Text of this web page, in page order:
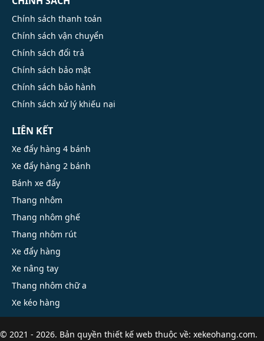
Chính sách thanh toán
Chính sách vận chuyển
Chính sách đổi trả
Chính sách bảo mật
Chính sách bảo hành
Chính sách xử lý khiếu nại
LIÊN KẾT
Xe đẩy hàng 4 bánh
Xe đẩy hàng 2 bánh
Bánh xe đẩy
Thang nhôm
Thang nhôm ghế
Thang nhôm rút
Xe đẩy hàng
Xe nâng tay
Thang nhôm chữ a
Xe kéo hàng
© 2021 - 2026. Bản quyền thiết kế web thuộc về: xekeohang.com.